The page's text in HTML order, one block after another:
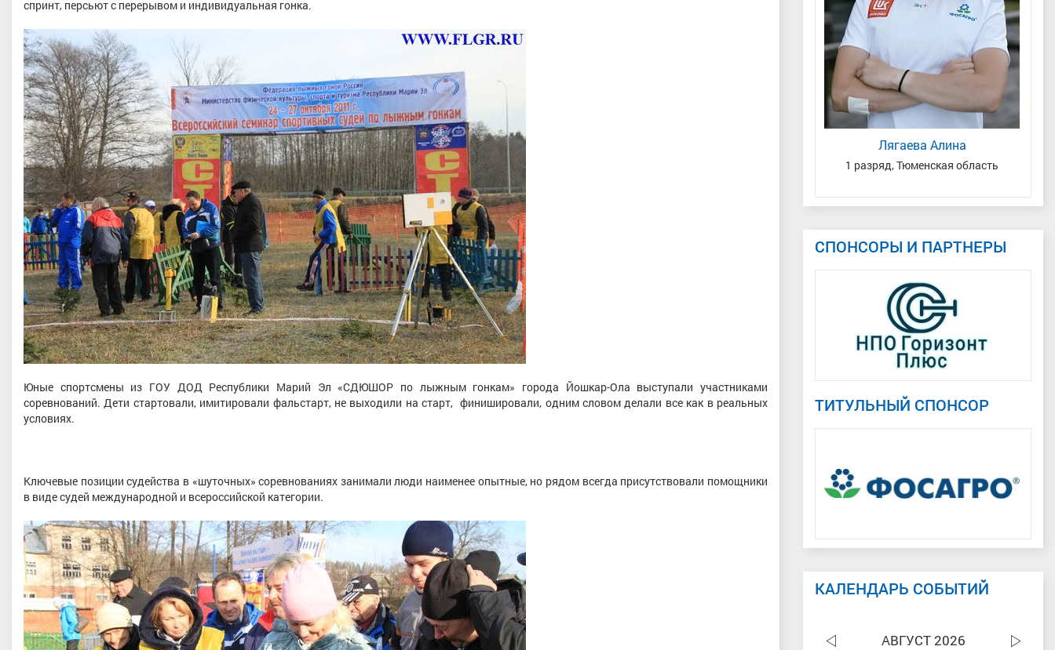
спринт, персьют с перерывом и индивидуальная гонка.
Юные спортсмены из ГОУ ДОД Республики Марий Эл «СДЮШОР по лыжным гонкам» города Йошкар-Ола выступали участниками
соревнований. Дети стартовали, имитировали фальстарт, не выходили на старт, финишировали, одним словом делали все как в реальных
условиях.
Ключевые позиции судейства в «шуточных» соревнованиях занимали люди наименее опытные, но рядом всегда присутствовали помощники
в виде судей международной и всероссийской категории.
Екатерина Алексеевна
, Уральский, Тюменская
область, г. Тюмень
Пузанов Дмитрий Александрович
Хабаровский край
Никитина Екатерина Алексеевна
Мастер спорта, Москва
Лягаева Алина
1 разряд, Тюменская область
СПОНСОРЫ И ПАРТНЕРЫ
ТИТУЛЬНЫЙ СПОНСОР
КАЛЕНДАРЬ СОБЫТИЙ
АВГУСТ 2026